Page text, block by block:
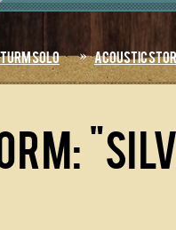
Solo Acoustic